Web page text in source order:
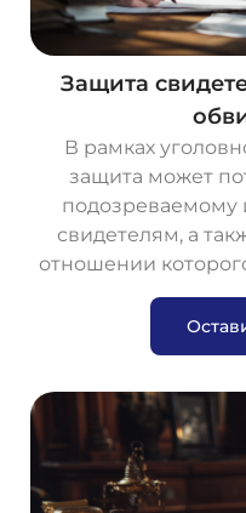
Защита
В рамках
защита может
подозреваемому
свидетелям, а
отношении
Остав